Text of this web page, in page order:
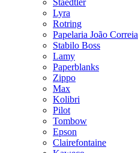
Staedtler
Lyra
Rotring
Papelaria João Correia
Stabilo Boss
Lamy
Paperblanks
Zippo
Max
Kolibri
Pilot
Tombow
Epson
Clairefontaine